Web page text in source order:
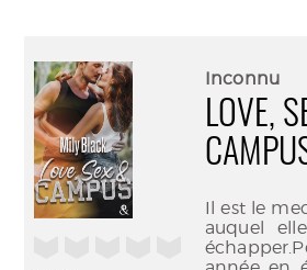
Inconnu
LOVE,
Il est le
auquel